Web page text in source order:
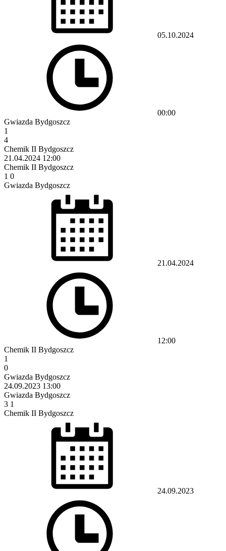
05.10.2024
00:00
Gwiazda Bydgoszcz
1
4
Chemik II Bydgoszcz
21.04.2024 12:00
Chemik II Bydgoszcz
1 0
Gwiazda Bydgoszcz
21.04.2024
12:00
Chemik II Bydgoszcz
1
0
Gwiazda Bydgoszcz
24.09.2023 13:00
Gwiazda Bydgoszcz
3 1
Chemik II Bydgoszcz
24.09.2023